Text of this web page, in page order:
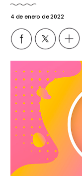
4 de enero de 2022